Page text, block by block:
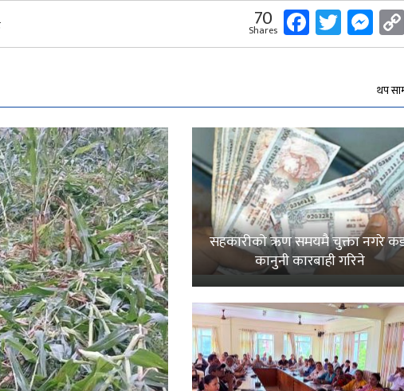
70
Shares Facebook
थप
सहकारीको ऋण समयमै चुक्ता नगरे
कानुनी कारबाही गरिने